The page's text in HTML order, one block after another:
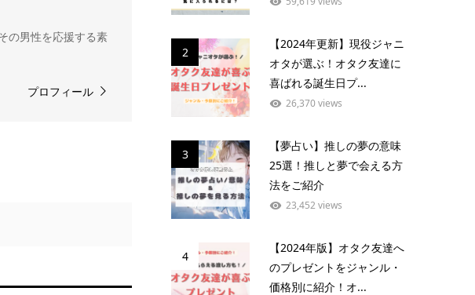
の男性を応援する素
プロフィール
2
【2024年更新】現役ジャニ
オタが選ぶ！オタク友達に
喜ばれる誕生日プ...
26,370 views
3
【夢占い】推しの夢の意味
25選！推しと夢で会える方
法をご紹介
23,452 views
4
【2024年版】オタク友達へ
のプレゼントをジャンル・
価格別に紹介！オ...